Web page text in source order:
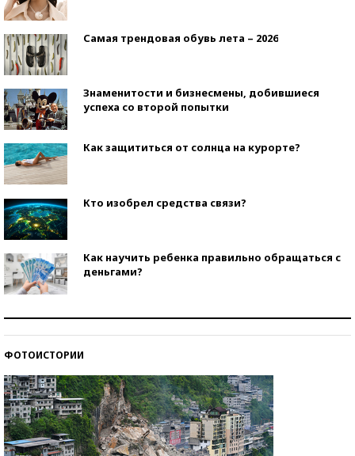
Самая трендовая обувь лета – 2026
Знаменитости и бизнесмены, добившиеся
успеха со второй попытки
Как защититься от солнца на курорте?
Кто изобрел средства связи?
Как научить ребенка правильно обращаться с
деньгами?
ФОТОИСТОРИИ